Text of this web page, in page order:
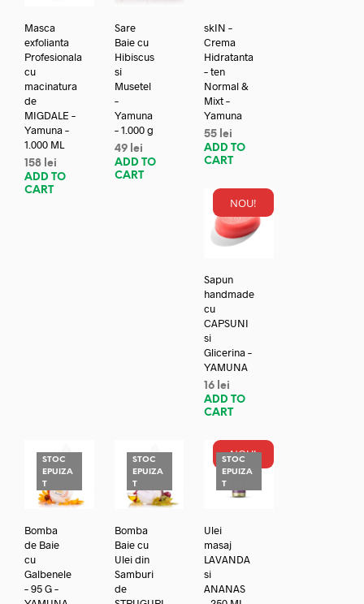
Masca
exfolianta
Profesionala
cu
macinatura
de
MIGDALE –
Yamuna –
1.000 ML
158 lei
ADD TO
CART
Sare
Baie cu
Hibiscus
si
Musetel
–
Yamuna
– 1.000 g
49 lei
ADD TO
CART
skIN –
Crema
Hidratanta
– ten
Normal &
Mixt –
Yamuna
55 lei
ADD TO
CART
NOU!
Sapun
handmade
cu
CAPSUNI
si
Glicerina –
YAMUNA
16 lei
ADD TO
CART
STOC
EPUIZA
T
Bomba
de Baie
cu
Galbenele
– 95 G –
STOC
EPUIZA
T
Bomba
Baie cu
Ulei din
Samburi
de
NOU!
STOC
EPUIZA
T
Ulei
masaj
LAVANDA
si
ANANAS